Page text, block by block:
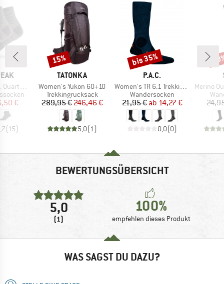
2-Pack
Preis
€
(15)
MARKE
TATONKA
Artikel
Women's Yukon 60+10
Produktgruppe
Trekkingrucksack
Preis
289,95 €reduzierter Preis
246,46 €
5,0(1 )
Rabatt
15%
MARKE
P.A.C.
Artikel
Women's TR 6.1 Trekking Merino Medium
Produktgruppe
Wandersocken
Preis
21,95 € reduzierter Preis
ab 14,27 €
0,0(0)
Rabatt
bis 35%
Artikel
Merino
BEWERTUNGSÜBERSICHT
5,0
(1)
100%
empfehlen dieses Produkt
WAS SAGST DU DAZU?